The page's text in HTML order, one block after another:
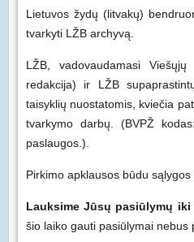
Lietuvos žydų (litvakų)
tvarkyti LŽB archyvą.
LŽB, vadovaudamasi
redakcija) ir LŽB
taisyklių nuostatomis, kviečia
tvarkymo darbų. (BVPŽ
paslaugos.).
Pirkimo apklausos būdu
Lauksime Jūsų pasiūlymų iki
šio laiko gauti pasiūlymai nebus